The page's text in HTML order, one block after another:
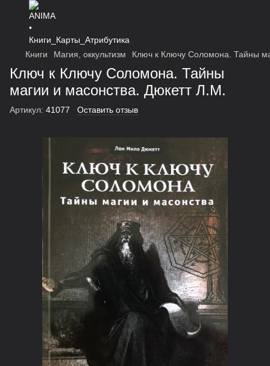
Книги Магия, оккультизм Ключ к Ключу Соломона. Тайны
Ключ к Ключу Соломона. Тайны
магии и масонства. Дюкетт Л.М.
Артикул: 41077 Оставить отзыв